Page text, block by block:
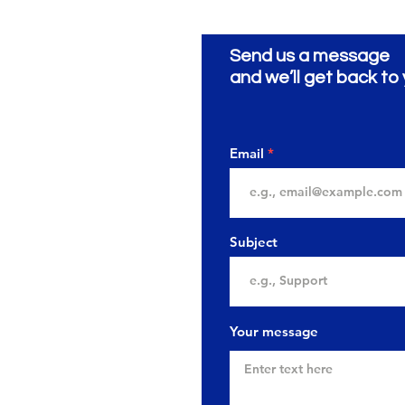
Send us a message
and we’ll get back to
Email
Subject
Your message